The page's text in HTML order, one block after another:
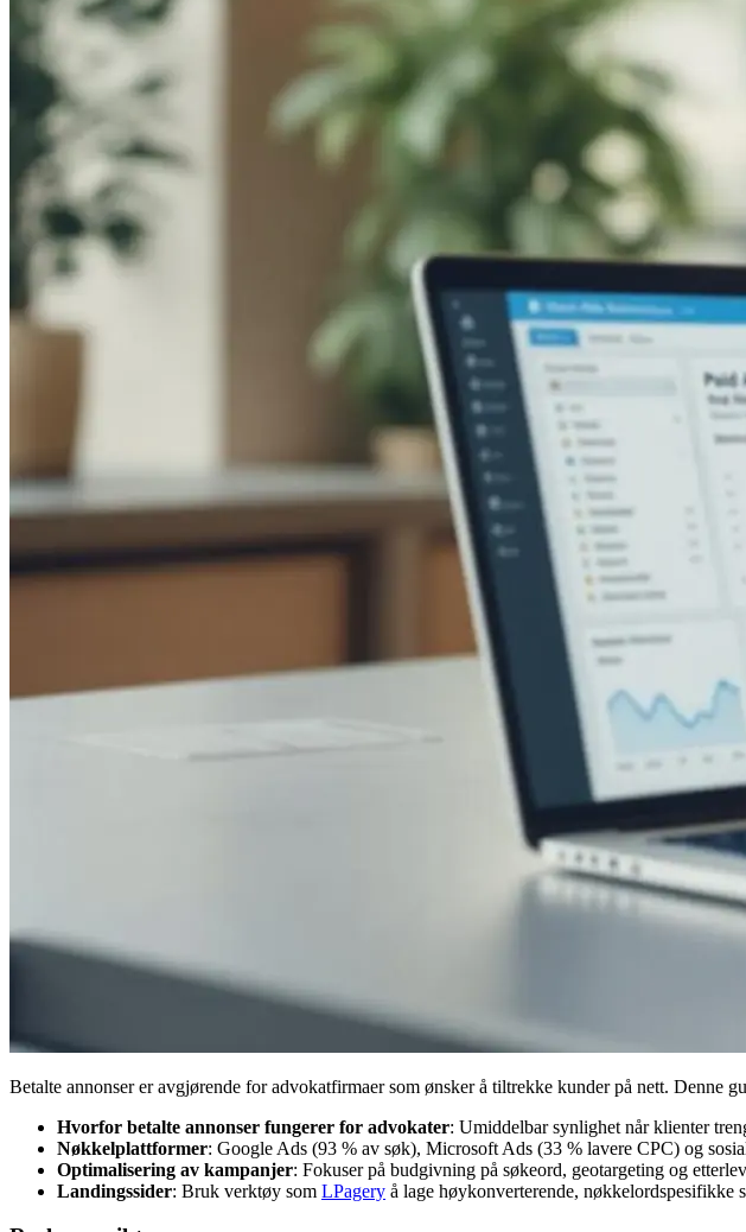
Betalte annonser er avgjørende for advokatfirmaer som ønsker å tiltrekke kunder på nett. Denne
Hvorfor betalte annonser fungerer for advokater: Umiddelbar synlighet når klienter
Nøkkelplattformer: Google Ads (93 % av søk), Microsoft Ads (33 % lavere CPC) og
Optimalisering av kampanjer: Fokuser på budgivning på søkeord, geotargeting og
Landingssider: Bruk verktøy som LPagery å lage høykonverterende, nøkkelordspesifikke